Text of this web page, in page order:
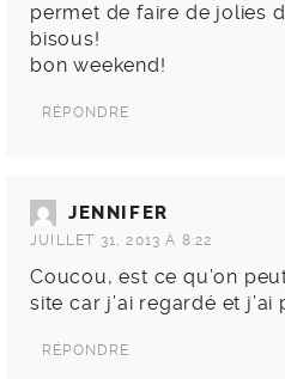
permet de faire de jolies
bisous!
bon weekend!
RÉPONDRE
JENNIFER
JUILLET 31, 2013 À 8:22
Coucou, est ce qu’on
site car j’ai regardé et j’ai
RÉPONDRE